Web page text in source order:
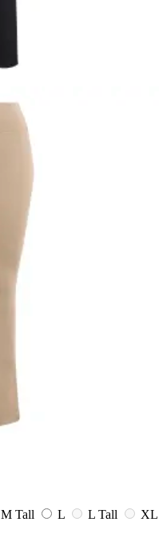
M Tall L L Tall
XL